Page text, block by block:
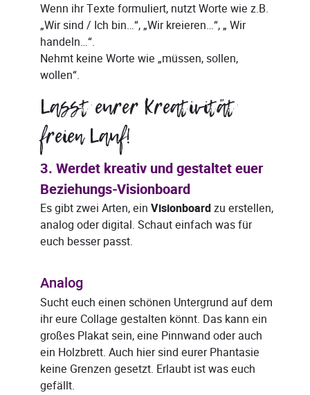
Wenn ihr Texte formuliert, nutzt Worte wie z.B.
„Wir sind / Ich bin…“, „Wir kreieren…“, „ Wir
handeln…“.
Nehmt keine Worte wie „müssen, sollen,
wollen“.
Lasst eurer Kreativität
freien Lauf!
3. Werdet kreativ und gestaltet euer
Beziehungs-Visionboard
Es gibt zwei Arten, ein Visionboardzu erstellen,
analog oder digital. Schaut einfach was für
euch besser passt.
Analog
Sucht euch einen schönen Untergrund auf dem
ihr eure Collage gestalten könnt. Das kann ein
großes Plakat sein, eine Pinnwand oder auch
ein Holzbrett. Auch hier sind eurer Phantasie
keine Grenzen gesetzt. Erlaubt ist was euch
gefällt.